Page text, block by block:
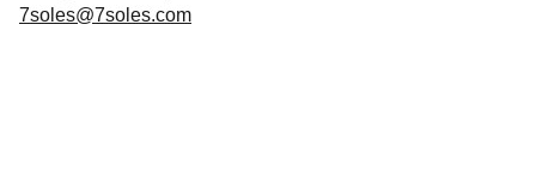
7soles@7soles.com